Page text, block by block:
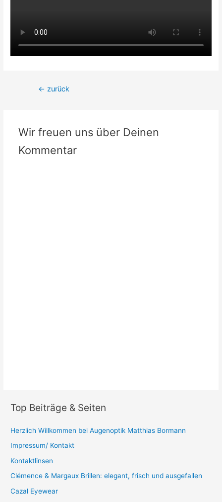
Beitrags-
← zurück
Wir freuen uns über Deinen
Kommentar
Top Beiträge & Seiten
Herzlich Willkommen bei Augenoptik Matthias Bormann
Impressum/ Kontakt
Kontaktlinsen
Clémence & Margaux Brillen: elegant, frisch und ausgefallen
Cazal Eyewear